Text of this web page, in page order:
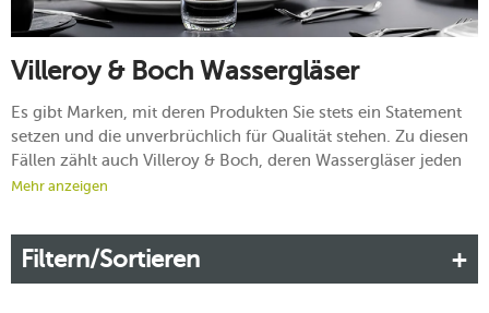
Villeroy & Boch Wassergläser
Es gibt Marken, mit deren Produkten Sie stets ein Statement
setzen und die unverbrüchlich für Qualität stehen. Zu diesen
Fällen zählt auch Villeroy & Boch, deren Wassergläser jeden
alltäglichen Moment mit ihrem Glanz bereichern. Bei
Wassergläsern darauf, von Ihnen entdeckt zu werden.
Mehr erfahren!
Mehr anzeigen
Filtern/Sortieren